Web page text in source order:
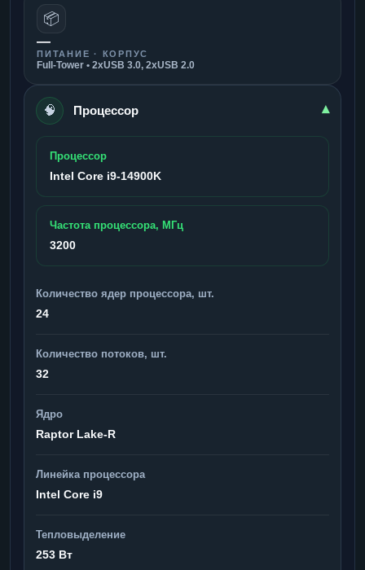
📦
—
ПИТАНИЕ · КОРПУС
Full-Tower • 2xUSB 3.0, 2xUSB 2.0
🧠 Процессор ▾
Процессор
Intel Core i9-14900K
Частота процессора, МГц
3200
Количество ядер процессора, шт.
24
Количество потоков, шт.
32
Ядро
Raptor Lake-R
Линейка процессора
Intel Core i9
Тепловыделение
253 Вт